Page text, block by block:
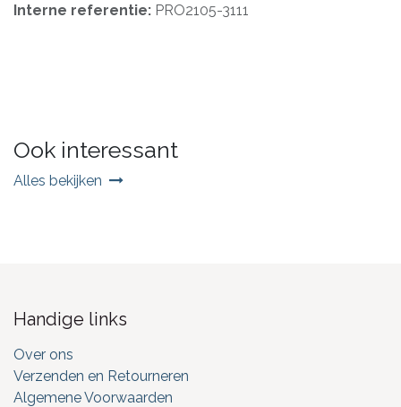
Interne referentie: PRO2105-3111
Ook interessant
Alles bekijken
Handige links
Over ons
Verzenden en Retourneren
Algemene Voorwaarden